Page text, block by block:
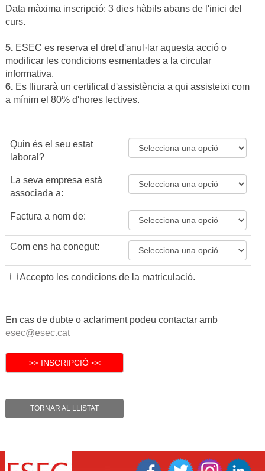
Data màxima inscripció: 3 dies hàbils abans de l'inici del
curs.
5. ESEC es reserva el dret d'anul·lar aquesta acció o
modificar les condicions esmentades a la circular
informativa.
6. Es lliurarà un certificat d'assistència a qui assisteixi com
a mínim el 80% d'hores lectives.
Quin és el seu estat
laboral?
La seva empresa està
associada a:
Factura a nom de:
Com ens ha conegut:
Accepto les condicions de la matriculació.
En cas de dubte o aclariment podeu contactar amb
esec@esec.cat
TORNAR AL LLISTAT